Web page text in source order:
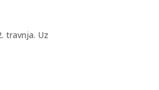
travnja. Uz